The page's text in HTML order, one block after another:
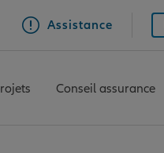
Assistance
Conseil assurance